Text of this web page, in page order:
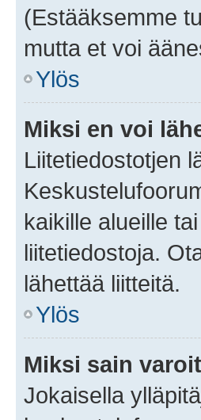
(Estääksemme
mutta et voi
Ylös
Miksi en voi
Liitetiedostotjen
kaikille alueille
liitetiedostoja.
lähettää liitteitä.
Ylös
Miksi sain
Jokaisella